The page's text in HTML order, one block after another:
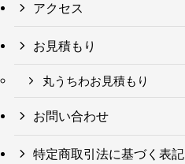
アクセス
お見積もり
丸うちわお見積もり
お問い合わせ
特定商取引法に基づく表記